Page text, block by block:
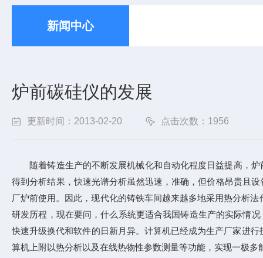
新闻中心
炉前碳硅仪的发展
更新时间：2013-02-20 点击次数：1956
随着铸造生产的不断发展机械化和自动化程度日益提高，炉
得到分析结果，快速光谱分析虽然迅速，准确，但价格昂贵且设
厂炉前使用。因此，现代化的铸铁车间越来越多地采用热分析
研发历程，现在要问，什么系统更适合我国铸造生产的实际情
快速升级换代和软件的日新月异。计算机已经成为生产厂家进
算机上附以热分析以及在线热物性参数测量等功能，实现一极